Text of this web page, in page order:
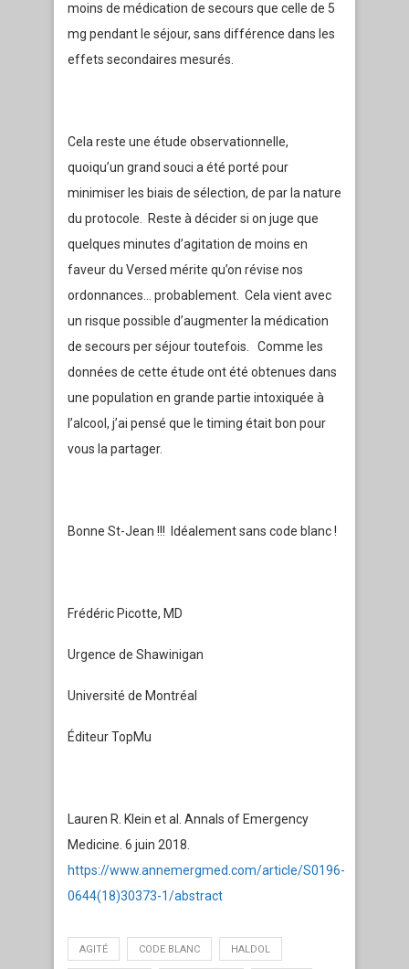
moins de médication de secours que celle de 5
mg pendant le séjour, sans différence dans les
effets secondaires mesurés.
Cela reste une étude observationnelle,
quoiqu’un grand souci a été porté pour
minimiser les biais de sélection, de par la nature
du protocole. Reste à décider si on juge que
quelques minutes d’agitation de moins en
faveur du Versed mérite qu’on révise nos
ordonnances… probablement. Cela vient avec
un risque possible d’augmenter la médication
de secours per séjour toutefois. Comme les
données de cette étude ont été obtenues dans
une population en grande partie intoxiquée à
l’alcool, j’ai pensé que le timing était bon pour
vous la partager.
Bonne St-Jean !!! Idéalement sans code blanc !
Frédéric Picotte, MD
Urgence de Shawinigan
Université de Montréal
Éditeur TopMu
Lauren R. Klein et al. Annals of Emergency
Medicine. 6 juin 2018.
https://www.annemergmed.com/article/S0196-
0644(18)30373-1/abstract
AGITÉ CODE BLANC HALDOL